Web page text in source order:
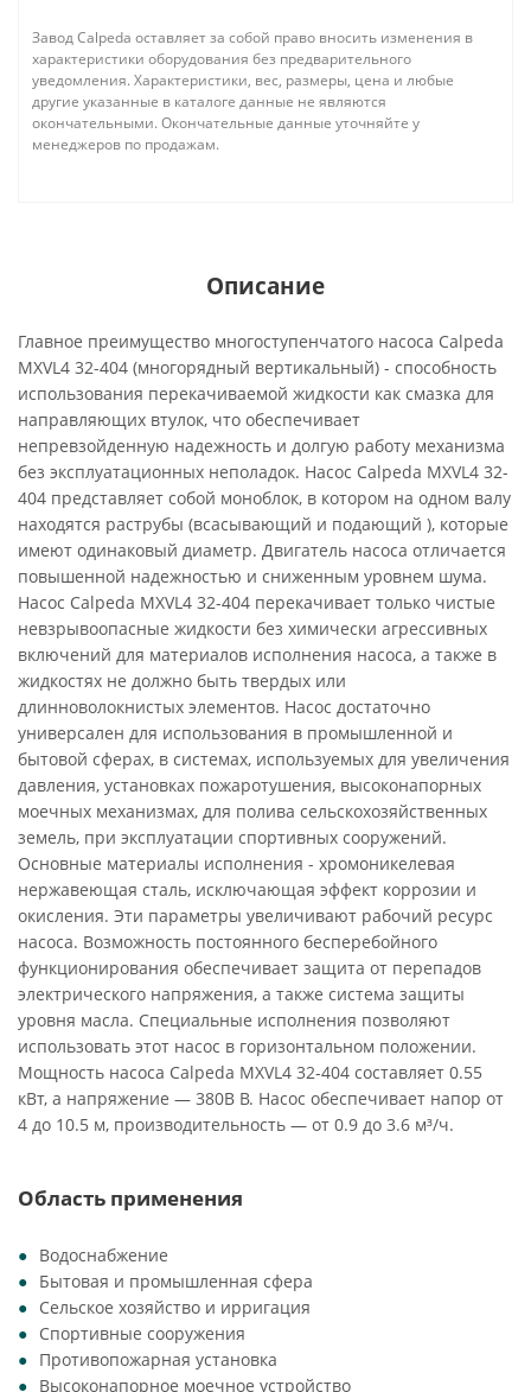
Завод Calpeda оставляет за собой право вносить изменения в
характеристики оборудования без предварительного
уведомления. Характеристики, вес, размеры, цена и любые
другие указанные в каталоге данные не являются
окончательными. Окончательные данные уточняйте у
менеджеров по продажам.
Описание
Главное преимущество многоступенчатого насоса Calpeda
MXVL4 32-404 (многорядный вертикальный) - способность
использования перекачиваемой жидкости как смазка для
направляющих втулок, что обеспечивает
непревзойденную надежность и долгую работу механизма
без эксплуатационных неполадок. Насос Calpeda MXVL4 32-
404 представляет собой моноблок, в котором на одном валу
находятся раструбы (всасывающий и подающий ), которые
имеют одинаковый диаметр. Двигатель насоса отличается
повышенной надежностью и сниженным уровнем шума.
Насос Calpeda MXVL4 32-404 перекачивает только чистые
невзрывоопасные жидкости без химически агрессивных
включений для материалов исполнения насоса, а также в
жидкостях не должно быть твердых или
длинноволокнистых элементов. Насос достаточно
универсален для использования в промышленной и
бытовой сферах, в системах, используемых для увеличения
давления, установках пожаротушения, высоконапорных
моечных механизмах, для полива сельскохозяйственных
земель, при эксплуатации спортивных сооружений.
Основные материалы исполнения - хромоникелевая
нержавеющая сталь, исключающая эффект коррозии и
окисления. Эти параметры увеличивают рабочий ресурс
насоса. Возможность постоянного бесперебойного
функционирования обеспечивает защита от перепадов
электрического напряжения, а также система защиты
уровня масла. Специальные исполнения позволяют
использовать этот насос в горизонтальном положении.
Мощность насоса Calpeda MXVL4 32-404 составляет 0.55
кВт, а напряжение — 380В В. Насос обеспечивает напор от
4 до 10.5 м, производительность — от 0.9 до 3.6 м³/ч.
Область применения
Водоснабжение
Бытовая и промышленная сфера
Сельское хозяйство и ирригация
Спортивные сооружения
Противопожарная установка
Высоконапорное моечное устройство